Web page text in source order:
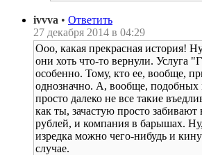
ivvva • Ответить
27 декабря 2014 в 04:29
Ооо, какая прекрасная история!
они хоть что-то вернули. Услуга
особенно. Тому, кто ее, вообще,
однозначно. А, вообще,
просто далеко не все такие
как ты, зачастую просто
рублей, и компания в барышах.
изредка можно чего-нибудь и
случае.